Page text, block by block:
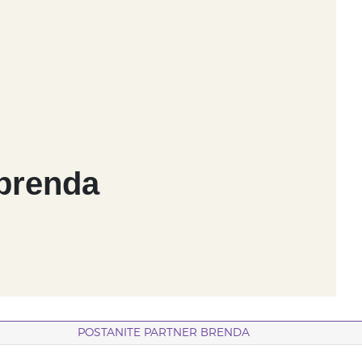
POSTANITE PARTNER BRENDA